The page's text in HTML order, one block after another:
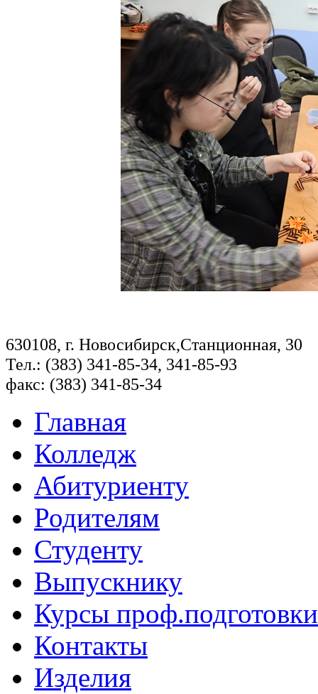
630108, г. Новосибирск,Станционная, 30
Тел.: (383) 341-85-34, 341-85-93
факс: (383) 341-85-34
Главная
Колледж
Абитуриенту
Родителям
Студенту
Выпускнику
Курсы проф.подготовки
Контакты
Изделия